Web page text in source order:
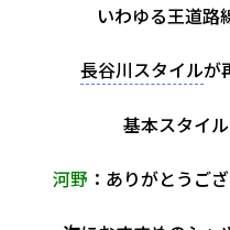
いわゆる王道路
長谷川スタイルが
基本スタイ
河野 ：ありがとうご